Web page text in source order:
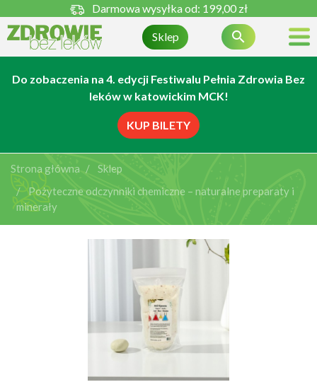
Darmowa wysyłka od: 199,00 zł
Sklep 
Do zobaczenia na 4. edycji Festiwalu Pełnia Zdrowia Bez
leków w katowickim MCK!
KUP BILETY
Strona główna
Sklep
Pożyteczne odczynniki chemiczne – naturalne preparaty i
minerały